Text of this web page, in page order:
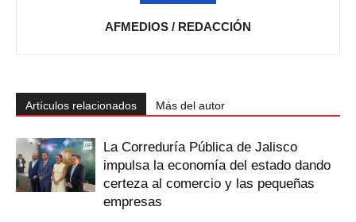
AFMEDIOS / REDACCIÓN
Artículos relacionados Más del autor
La Correduría Pública de Jalisco
impulsa la economía del estado dando
certeza al comercio y las pequeñas
empresas